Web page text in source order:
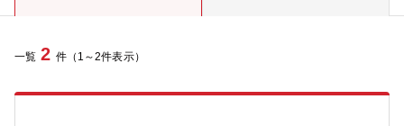
一覧 2 件（1～2件表示）